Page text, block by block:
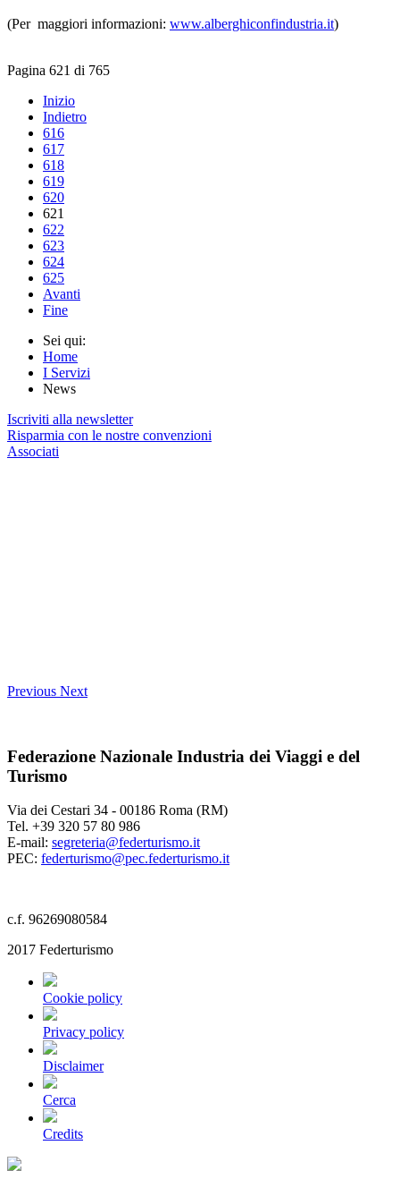
(Per maggiori informazioni: www.alberghiconfindustria.it)
Pagina 621 di 765
Inizio
Indietro
616
617
618
619
620
621
622
623
624
625
Avanti
Fine
Sei qui:
Home
I Servizi
News
Iscriviti alla newsletter
Risparmia con le nostre convenzioni
Associati
Previous Next
Federazione Nazionale Industria dei Viaggi e del
Turismo
Via dei Cestari 34 - 00186 Roma (RM)
Tel. +39 320 57 80 986
E-mail: segreteria@federturismo.it
PEC: federturismo@pec.federturismo.it
c.f. 96269080584
2017 Federturismo
Cookie policy
Privacy policy
Disclaimer
Cerca
Credits